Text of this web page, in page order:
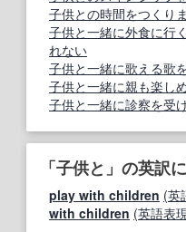
子供との時間をつくり
子供と一緒に外食に行
れない
子供と一緒に歌える歌
子供と一緒に親も楽し
子供と一緒に診察を受
「子供と」の英訳
play with children (英
with children (英語表